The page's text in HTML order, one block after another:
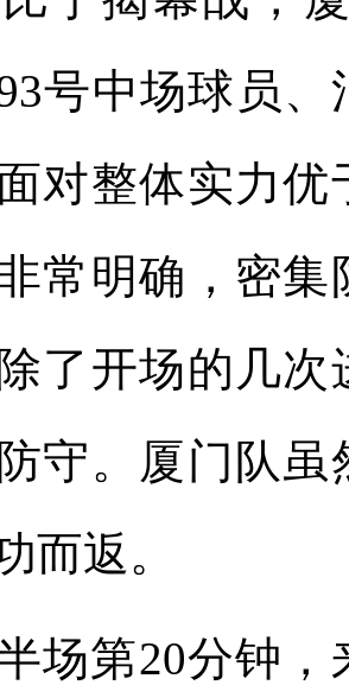
号中场球员
对整体实力
常明确，密
了开场的几
守。厦门队
而返。
第20分钟，